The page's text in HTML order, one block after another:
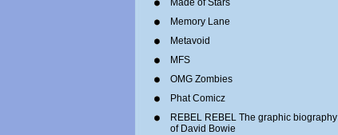
Made of Stars
Memory Lane
Metavoid
MFS
OMG Zombies
Phat Comicz
REBEL REBEL The graphic biography
of David Bowie